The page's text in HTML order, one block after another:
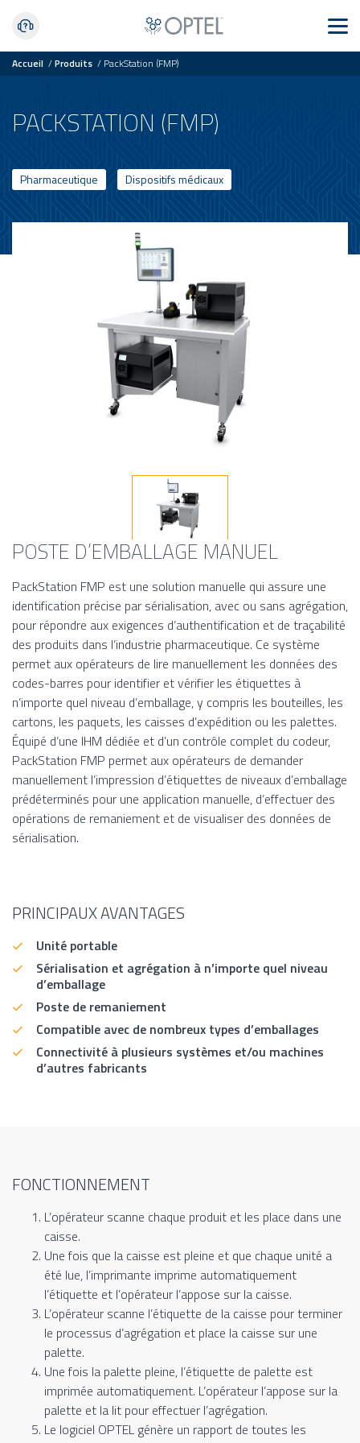
Accueil /Produits / PackStation (FMP)
PACKSTATION (FMP)
Pharmaceutique Dispositifs médicaux
POSTE D’EMBALLAGE MANUEL
PackStation FMP est une solution manuelle qui assure une
identification précise par sérialisation, avec ou sans agrégation,
pour répondre aux exigences d’authentification et de traçabilité
des produits dans l’industrie pharmaceutique. Ce système
permet aux opérateurs de lire manuellement les données des
codes-barres pour identifier et vérifier les étiquettes à
n’importe quel niveau d’emballage, y compris les bouteilles, les
cartons, les paquets, les caisses d’expédition ou les palettes.
Équipé d’une IHM dédiée et d’un contrôle complet du codeur,
PackStation FMP permet aux opérateurs de demander
manuellement l’impression d’étiquettes de niveaux d’emballage
prédéterminés pour une application manuelle, d’effectuer des
opérations de remaniement et de visualiser des données de
sérialisation.
PRINCIPAUX AVANTAGES
Unité portable
Sérialisation et agrégation à n’importe quel niveau
d’emballage
Poste de remaniement
Compatible avec de nombreux types d’emballages
Connectivité à plusieurs systèmes et/ou machines
d’autres fabricants
FONCTIONNEMENT
L’opérateur scanne chaque produit et les place dans une
caisse.
Une fois que la caisse est pleine et que chaque unité a
été lue, l’imprimante imprime automatiquement
l’étiquette et l’opérateur l’appose sur la caisse.
L’opérateur scanne l’étiquette de la caisse pour terminer
le processus d’agrégation et place la caisse sur une
palette.
Une fois la palette pleine, l’étiquette de palette est
imprimée automatiquement. L’opérateur l’appose sur la
palette et la lit pour effectuer l’agrégation.
Le logiciel OPTEL génère un rapport de toutes les